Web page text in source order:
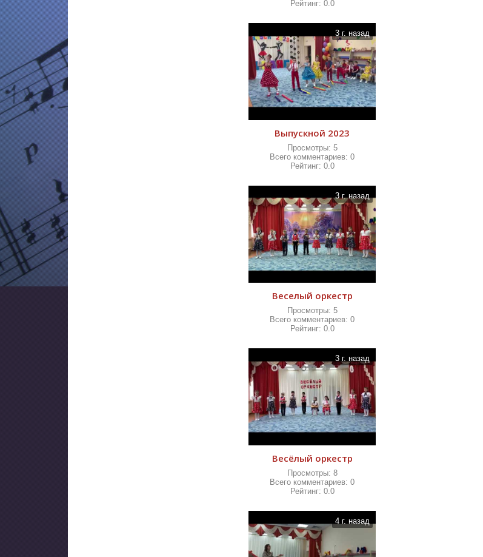
Рейтинг: 0.0
3 г. назад
Выпускной 2023
Просмотры: 5
Всего комментариев:0
Рейтинг: 0.0
3 г. назад
Веселый оркестр
Просмотры: 5
Всего комментариев:0
Рейтинг: 0.0
3 г. назад
Весёлый оркестр
Просмотры: 8
Всего комментариев:0
Рейтинг: 0.0
4 г. назад